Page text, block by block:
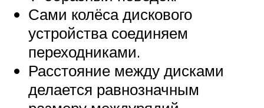
Сами колёса дискового
устройства соединяем
переходниками.
Расстояние между дисками
делается равнозначным